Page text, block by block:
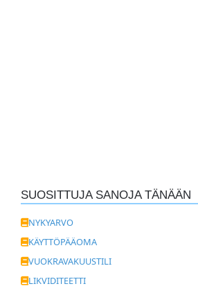
SUOSITTUJA SANOJA TÄNÄÄN
NYKYARVO
KÄYTTÖPÄÄOMA
VUOKRAVAKUUSTILI
LIKVIDITEETTI